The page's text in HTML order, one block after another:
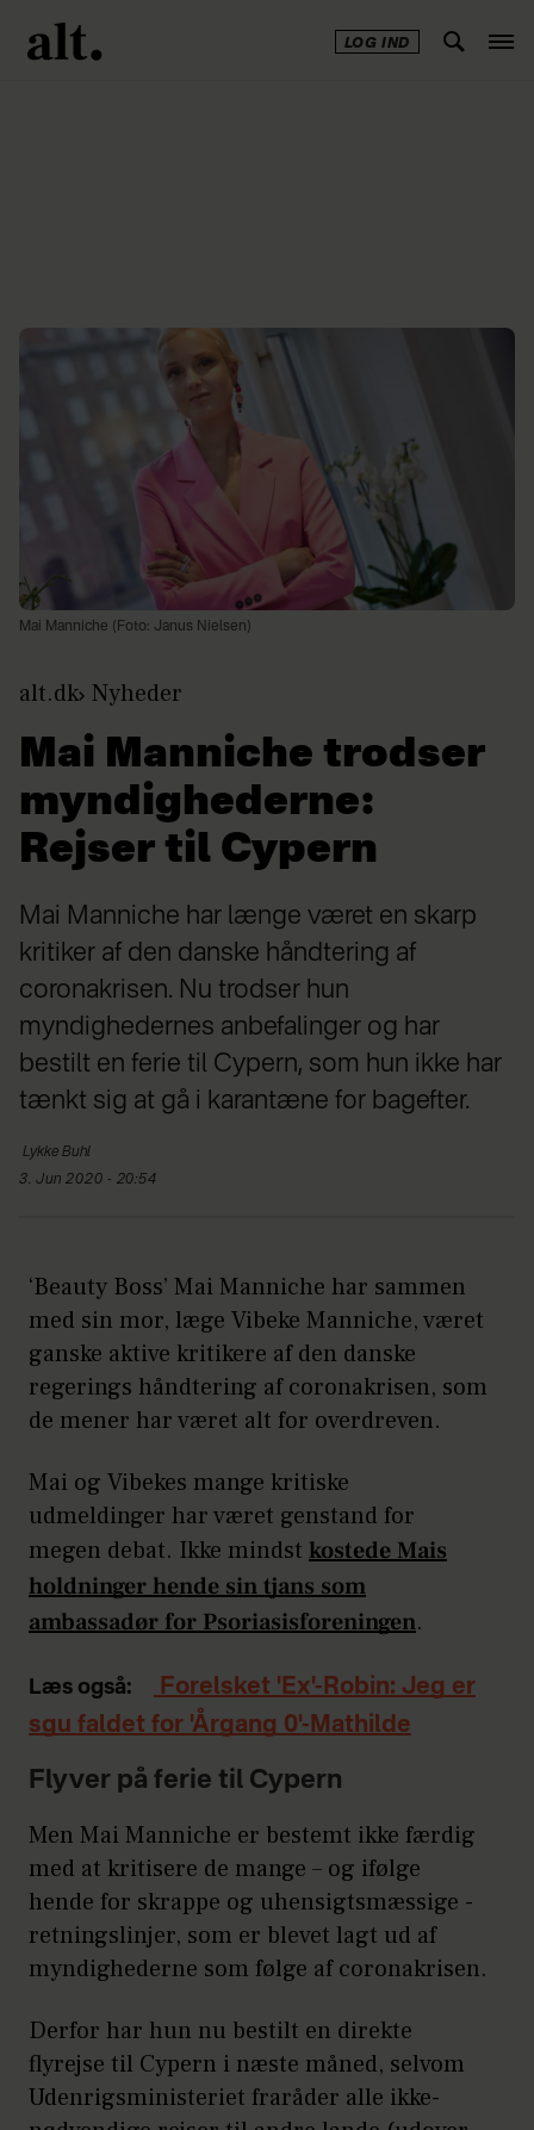
LOG IND
Mai Manniche (Foto: Janus Nielsen)
alt.dk Nyheder
Mai Manniche trodser
myndighederne:
Rejser til Cypern
Mai Manniche har længe været en skarp
kritiker af den danske håndtering af
coronakrisen. Nu trodser hun
myndighedernes anbefalinger og har
bestilt en ferie til Cypern, som hun ikke har
tænkt sig at gå i karantæne for bagefter.
Lykke Buhl
3. Jun 2020 - 20:54
‘Beauty Boss’ Mai Manniche har sammen
med sin mor, læge Vibeke Manniche, været
ganske aktive kritikere af den danske
regerings håndtering af coronakrisen, som
de mener har været alt for overdreven.
Mai og Vibekes mange kritiske
udmeldinger har været genstand for
megen debat. Ikke mindst kostede Mais
holdninger hende sin tjans som
ambassadør for Psoriasisforeningen.
Læs også:
Forelsket 'Ex'-Robin: Jeg er
sgu faldet for 'Årgang 0'-Mathilde
Flyver på ferie til Cypern
Men Mai Manniche er bestemt ikke færdig
med at kritisere de mange – og ifølge
hende for skrappe og uhensigtsmæssige -
retningslinjer, som er blevet lagt ud af
myndighederne som følge af coronakrisen.
Derfor har hun nu bestilt en direkte
flyrejse til Cypern i næste måned, selvom
Udenrigsministeriet fraråder alle ikke-